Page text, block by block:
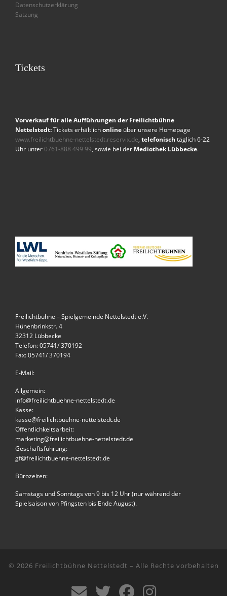
Datenschutzerklärung
Satzung
Tickets
Vorverkauf für alle Aufführungen der Freilichtbühne
Nettelstedt:Tickets erhältlich online über unsere Homepage
www.freilichtbuehne-nettelstedt.reservix.de, telefonisch täglich 6-22
Uhr unter 0761-888 499 99, sowie bei der Mediothek Lübbecke.
Freilichtbühne – Spielgemeinde Nettelstedt e.V.
Hünenbrinkstr. 4
32312 Lübbecke
Telefon: 05741/ 370192
Fax: 05741/ 370194
E-Mail:
Allgemein:
info@freilichtbuehne-nettelstedt.de
Kasse:
kasse@freilichtbuehne-nettelstedt.de
Öffentlichkeitsarbeit:
marketing@freilichtbuehne-nettelstedt.de
Geschäftsführung:
gf@freilichtbuehne-nettelstedt.de
Bürozeiten:
Samstags und Sonntags von 9 bis 12 Uhr (nur während der
Spielsaison von Pfingsten bis Ende August).
© 2026 Freilichtbühne Nettelstedt – Alle Rechte vorbehalten